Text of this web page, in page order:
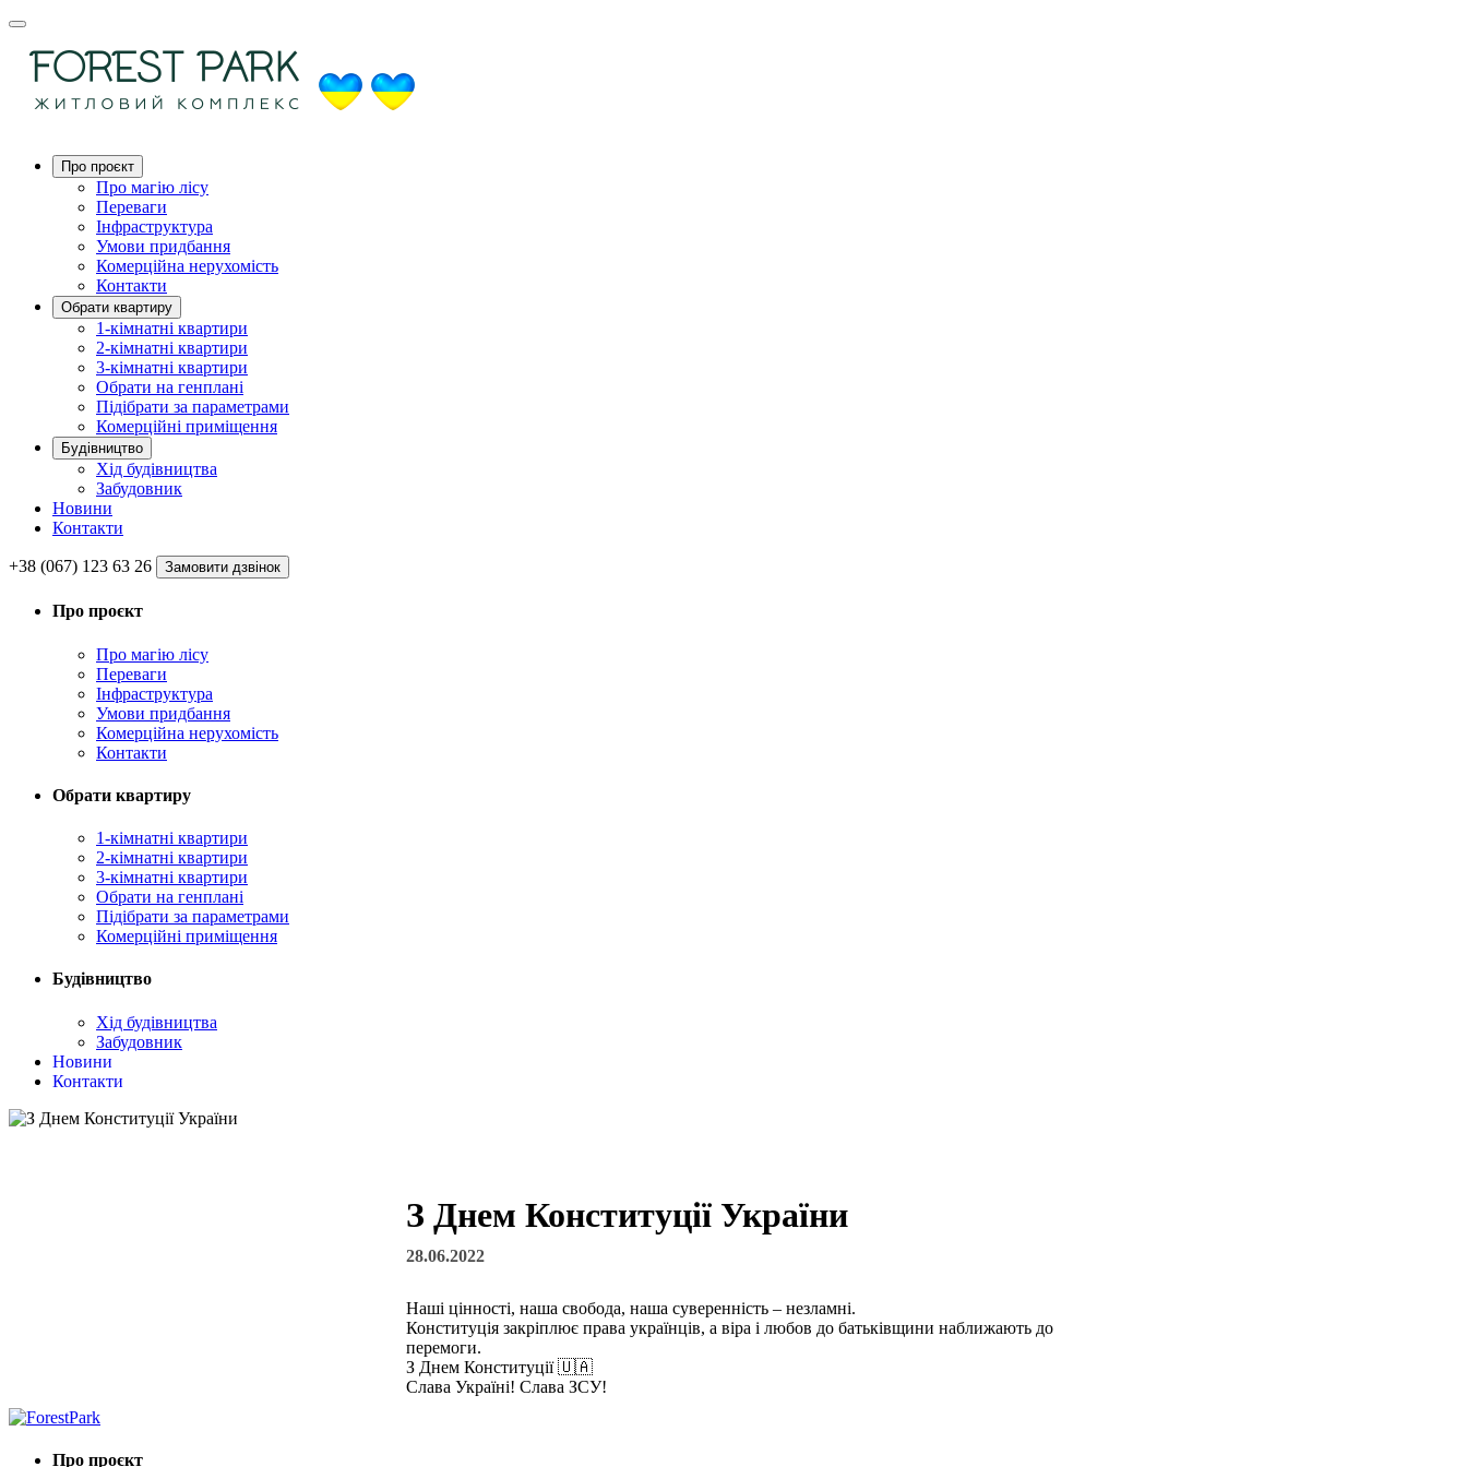
Про проєкт
Про магію ліcу
Переваги
Інфраструктура
Умови придбання
Комерційна нерухомість
Контакти
Обрати квартиру
1-кімнатні квартири
2-кімнатні квартири
3-кімнатні квартири
Обрати на генплані
Підібрати за параметрами
Комерційні приміщення
Будівництво
Хід будівництва
Забудовник
Новини
Контакти
+38 (067) 123 63 26 Замовити дзвінок
Про проєкт
Про магію ліcу
Переваги
Інфраструктура
Умови придбання
Комерційна нерухомість
Контакти
Обрати квартиру
1-кімнатні квартири
2-кімнатні квартири
3-кімнатні квартири
Обрати на генплані
Підібрати за параметрами
Комерційні приміщення
Будівництво
Хід будівництва
Забудовник
Новини
Контакти
З Днем Конституції України
28.06.2022
Наші цінності, наша свобода, наша суверенність – незламні.
Конституція закріплює права українців, а віра і любов до батьківщини наближають до
перемоги.
З Днем Конституції 🇺🇦
Слава Україні! Слава ЗСУ!
Про проєкт